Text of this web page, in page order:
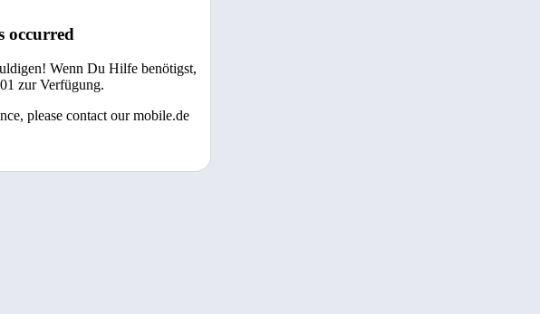
occurred
Wenn Du Hilfe benötigst,
zur Verfügung.
please contact our mobile.de